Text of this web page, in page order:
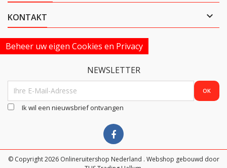
KONTAKT 
Beheer uw eigen Cookies en Privacy
NEWSLETTER
Ik wil een nieuwsbrief ontvangen
© Copyright 2026 Onlineruitershop Nederland . Webshop gebouwd door